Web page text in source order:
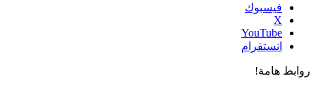
فيسبوك
‫X
‫YouTube
انستقرام
روابط هامة!